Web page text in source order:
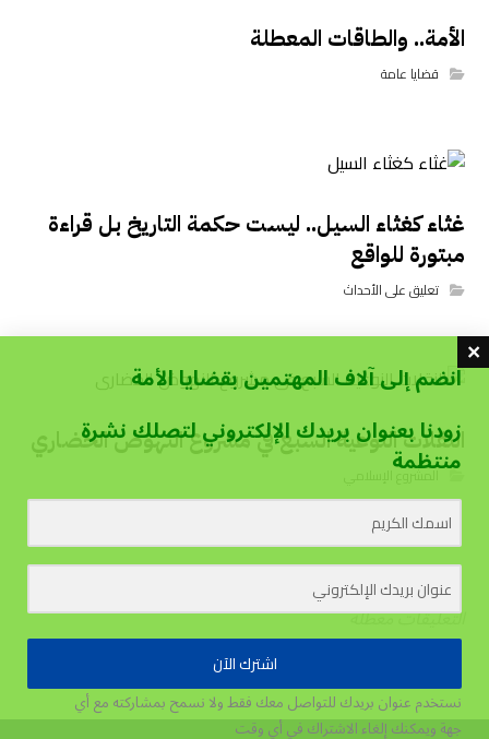
الأمة.. والطاقات المعطلة
قضايا عامة
غثاء كغثاء السيل.. ليست حكمة التاريخ بل قراءة
مبتورة للواقع
تعليق على الأحداث
النقلات النوعية السبع في مشروع النهوض الحضاري
المشروع الإسلامي
التعليقات معطلة
انضم إلى آلاف المهتمين بقضايا الأمة
زودنا بعنوان بريدك الإلكتروني لتصلك نشرة
منتظمة
اشترك الآن
نستخدم عنوان بريدك للتواصل معك فقط ولا نسمح بمشاركته مع أي
جهةويمكنك إلغاء الاشتراك في أي وقت